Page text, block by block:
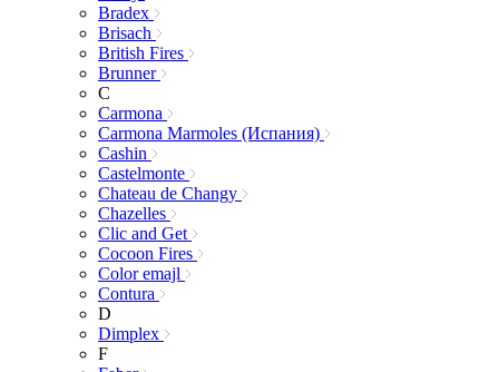
Bradex
Brisach
British Fires
Brunner
C
Carmona
Carmona Marmoles (Испания)
Cashin
Castelmonte
Chateau de Changy
Chazelles
Clic and Get
Cocoon Fires
Color emajl
Contura
D
Dimplex
F